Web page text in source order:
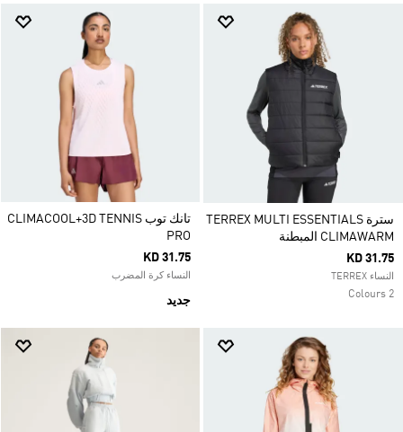
سترة TERREX MULTI ESSENTIALS
CLIMAWARM المبطنة
KD 31.75
النساء TERREX
2 Colours
تانك توب CLIMACOOL+3D TENNIS
PRO
KD 31.75
النساء كرة المضرب
جديد